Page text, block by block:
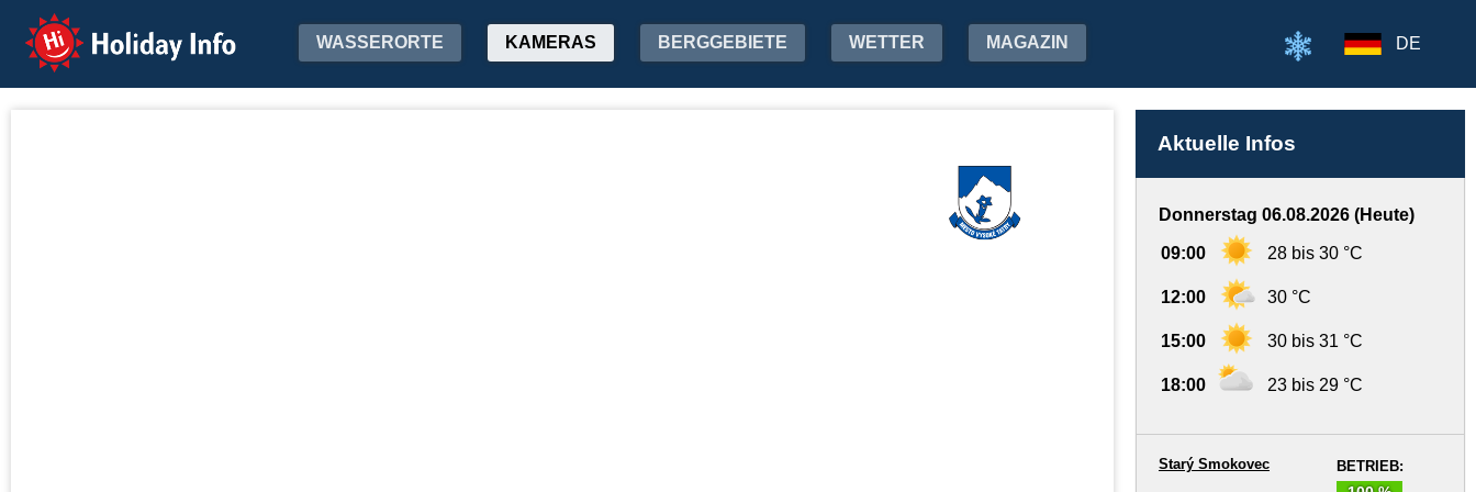
Holiday Info WASSERORTE KAMERAS BERGGEBIETE WETTER MAGAZIN DE
Aktuelle Infos
Donnerstag 06.08.2026 (Heute)
09:00 28 bis 30 °C
12:00 30 °C
15:00 30 bis 31 °C
18:00 23 bis 29 °C
BETRIEB:
Starý Smokovec